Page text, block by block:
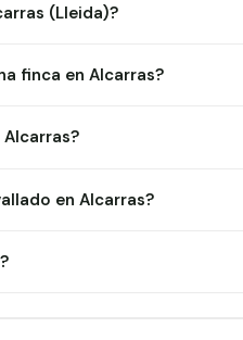
(Lleida)?
finca en Alcarras?
en Alcarras?